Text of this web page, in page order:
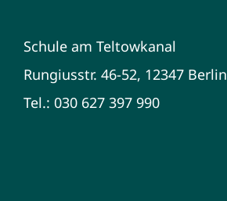
Schule am Teltowkanal
Rungiusstr. 46-52, 12347 Berlin
Tel.: 030 627 397 990